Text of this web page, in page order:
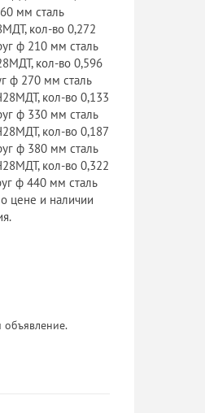
мм сталь
кол-во 0,272
ф 210 мм сталь
кол-во 0,596
ф 270 мм сталь
кол-во 0,133
ф 330 мм сталь
кол-во 0,187
ф 380 мм сталь
кол-во 0,322
ф 440 мм сталь
цене и наличии
объявление.